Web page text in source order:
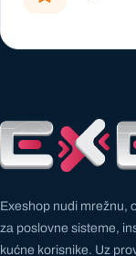
Exeshop nudi mrežnu,
za poslovne sisteme,
kućne korisnike. Uz